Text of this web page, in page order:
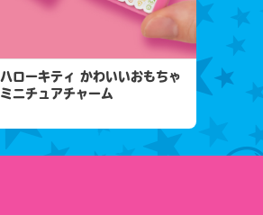
ハローキティ かわいいおもちゃ
ミニチュアチャーム